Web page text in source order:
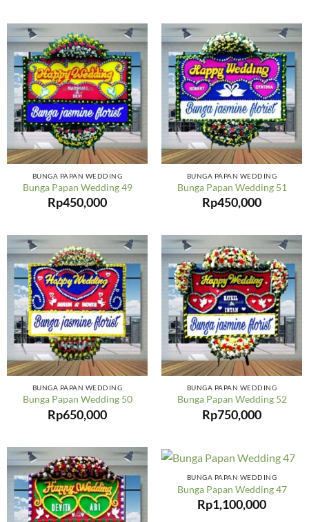
BUNGA PAPAN WEDDING
Bunga Papan Wedding 49
Rp450,000
BUNGA PAPAN WEDDING
Bunga Papan Wedding 51
Rp450,000
BUNGA PAPAN WEDDING
Bunga Papan Wedding 50
Rp650,000
BUNGA PAPAN WEDDING
Bunga Papan Wedding 52
Rp750,000
BUNGA PAPAN WEDDING
Bunga Papan Wedding 47
Rp1,100,000